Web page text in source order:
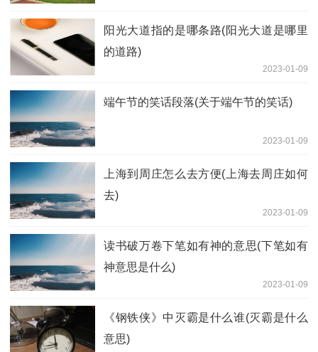
阳光大道指的是哪条路(阳光大道是哪里
的道路)
2023-01-09
端午节的笑话段落(关于端午节的笑话)
2023-01-09
上海到周庄怎么去方便(上海去周庄如何
去)
2023-01-09
读书破万卷下笔如有神的意思(下笔如有
神意思是什么)
2023-01-09
《钢铁侠》中灭霸是什么谁(灭霸是什么
意思)